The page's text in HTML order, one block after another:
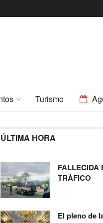
Turismo
ÚLTIMA HORA
FALLECIDA
TRÁFICO
El pleno de